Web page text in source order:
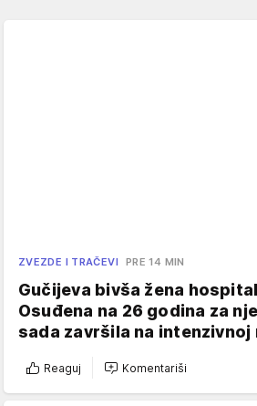
ZVEZDE I TRAČEVI PRE 14 MIN
Gučijeva bivša žena
Osuđena na 26 godina za
sada završila na intenzivnoj
Reaguj Komentariši